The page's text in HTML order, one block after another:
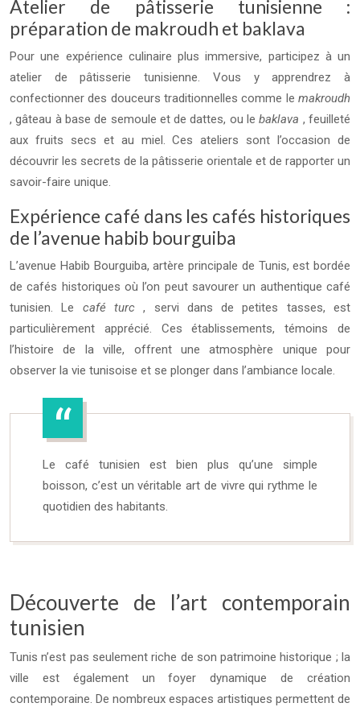
Atelier de pâtisserie tunisienne :
préparation de makroudh et baklava
Pour une expérience culinaire plus immersive, participez à un
atelier de pâtisserie tunisienne. Vous y apprendrez à
confectionner des douceurs traditionnelles comme le makroudh
, gâteau à base de semoule et de dattes, ou lebaklava , feuilleté
aux fruits secs et au miel. Ces ateliers sont l’occasion de
découvrir les secrets de la pâtisserie orientale et de rapporter un
savoir-faire unique.
Expérience café dans les cafés historiques
de l’avenue habib bourguiba
L’avenue Habib Bourguiba, artère principale de Tunis, est bordée
de cafés historiques où l’on peut savourer un authentique café
tunisien. Le café turc, servi dans de petites tasses, est
particulièrement apprécié. Ces établissements, témoins de
l’histoire de la ville, offrent une atmosphère unique pour
observer la vie tunisoise et se plonger dans l’ambiance locale.
Le café tunisien est bien plus qu’une simple
boisson, c’est un véritable art de vivre qui rythme le
quotidien des habitants.
Découverte de l’art contemporain
tunisien
Tunis n’est pas seulement riche de son patrimoine historique ; la
ville est également un foyer dynamique de création
contemporaine. De nombreux espaces artistiques permettent de